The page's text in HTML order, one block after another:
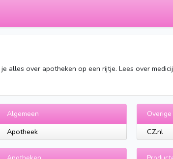
alles over apotheken op een rijtje. Lees over
Algemeen
Apotheek
Overige
CZ.nl